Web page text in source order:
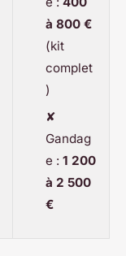
à 800 €
(kit
complet
)
✘
Gandag
e : 1 200
à 2 500
€